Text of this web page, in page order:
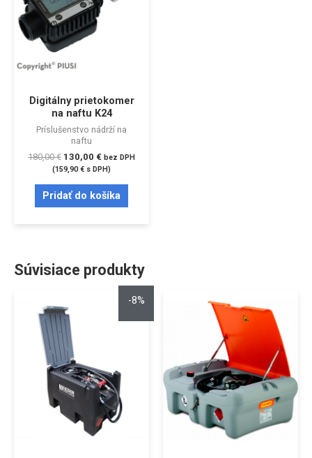
Digitálny prietokomer
na naftu K24
Príslušenstvo nádrží na
naftu
180,00€ 130,00 € bez DPH
(159,90€ s DPH)
Pridať do košíka
Súvisiace produkty
-8%